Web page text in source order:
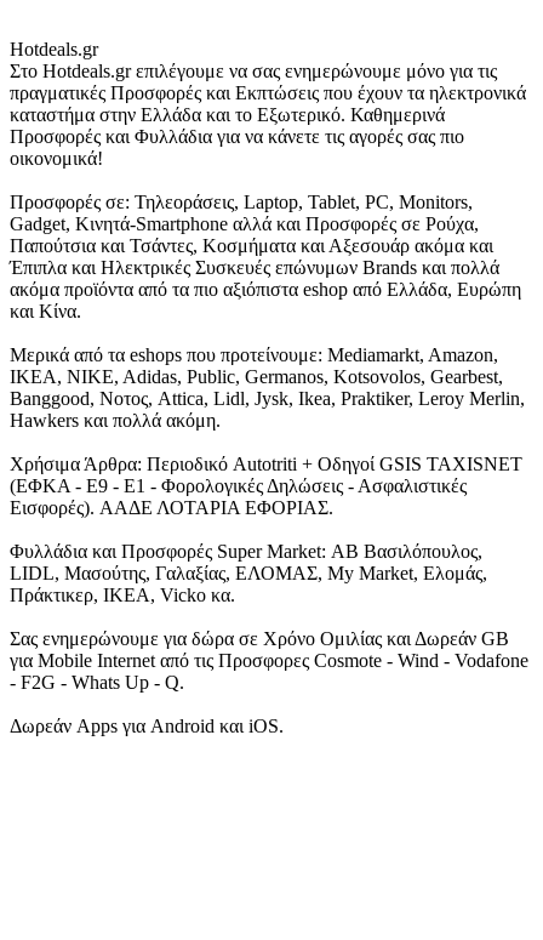
Hotdeals.gr
Στο Hotdeals.gr επιλέγουμε να σας ενημερώνουμε μόνο για τις
πραγματικές Προσφορές και Εκπτώσεις που έχουν τα ηλεκτρονικά
καταστήμα στην Ελλάδα και το Εξωτερικό. Καθημερινά
Προσφορές και Φυλλάδια για να κάνετε τις αγορές σας πιο
οικονομικά!
Προσφορές σε: Τηλεοράσεις, Laptop, Tablet, PC, Monitors,
Gadget, Κινητά-Smartphone αλλά και Προσφορές σε Ρούχα,
Παπούτσια και Τσάντες, Κοσμήματα και Αξεσουάρ ακόμα και
Έπιπλα και Ηλεκτρικές Συσκευές επώνυμων Brands και πολλά
ακόμα προϊόντα από τα πιο αξιόπιστα eshop από Ελλάδα, Ευρώπη
και Κίνα.
Μερικά από τα eshops που προτείνουμε: Mediamarkt, Amazon,
IKEA, NIKE, Adidas, Public, Germanos, Kotsovolos, Gearbest,
Banggood, Νοτος, Attica, Lidl, Jysk, Ikea, Praktiker, Leroy Merlin,
Hawkers και πολλά ακόμη.
Χρήσιμα Άρθρα: Περιοδικό Autotriti + Οδηγοί GSIS TAXISNET
(ΕΦΚΑ - Ε9 - Ε1 - Φορολογικές Δηλώσεις - Ασφαλιστικές
Εισφορές). ΑΑΔΕ ΛΟΤΑΡΙΑ ΕΦΟΡΙΑΣ.
Φυλλάδια και Προσφορές Super Market: ΑΒ Βασιλόπουλος,
LIDL, Μασούτης, Γαλαξίας, ΕΛΟΜΑΣ, My Market, Ελομάς,
Πράκτικερ, ΙΚΕΑ, Vicko κα.
Σας ενημερώνουμε για δώρα σε Χρόνο Ομιλίας και Δωρεάν GB
για Mobile Internet από τις Προσφορες Cosmote - Wind - Vodafone
- F2G - Whats Up - Q.
Δωρεάν Apps για Android και iOS.